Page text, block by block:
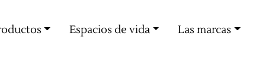
Espacios de vida Las marcas